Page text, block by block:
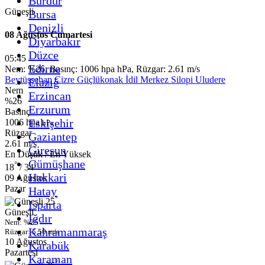
Bursa
Denizli
Diyarbakır
Düzce
Edirne
Elazığ
Erzincan
Erzurum
Eskişehir
Gaziantep
Giresun
Gümüşhane
Hakkari
Hatay
Isparta
Iğdır
Kahramanmaraş
Karabük
Karaman
Güneşli
08 Ağustos Cumartesi
05:45
Nem: %26, Basınç: 1006 hpa hPa, Rüzgar: 2.61 m/s
BeytüşşebapCizre Güçlükonak İdil Merkez Silopi Uludere
Nem
%26
Basınç
1006 hpahPa
Rüzgar
2.61 m/s
En Düşük / En Yüksek
18°/ 34°
09 Ağustos
Pazar
25°
Güneşli
Nem: %25
Rüzgar: 5.50 m/s
10 Ağustos
Pazartesi
°